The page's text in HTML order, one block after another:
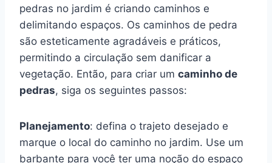
pedras no jardim é criando caminhos e
delimitando espaços. Os caminhos de pedra
são esteticamente agradáveis e práticos,
permitindo a circulação sem danificar a
vegetação. Então, para criar um caminho de
pedras, siga os seguintes passos:
Planejamento: defina o trajeto desejado e
marque o local do caminho no jardim. Use um
barbante para você ter uma noção do espaço